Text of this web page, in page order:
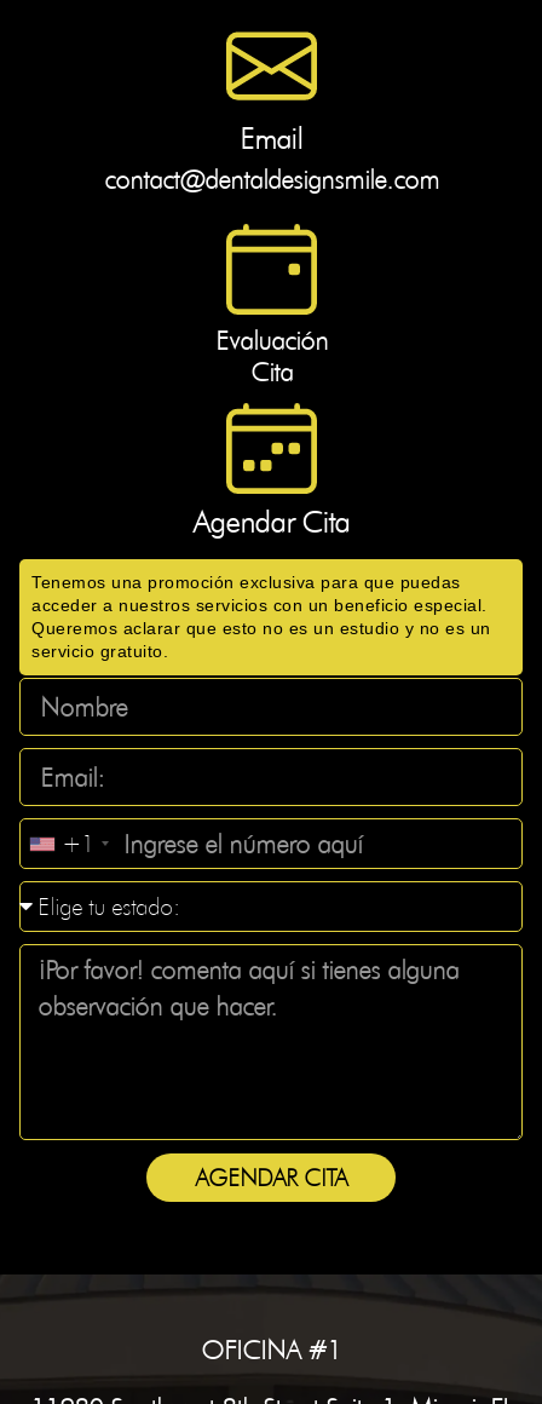
Email
contact@dentaldesignsmile.com
Evaluación
Cita
Agendar Cita
Tenemos una promoción exclusiva para que puedas
acceder a nuestros servicios con un beneficio especial.
Queremos aclarar que esto no es un estudio y no es un
servicio gratuito.
+1
AGENDAR CITA
OFICINA #1